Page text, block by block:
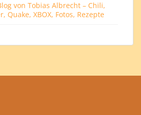
von Tobias Albrecht – Chili,
Quake, XBOX, Fotos, Rezepte